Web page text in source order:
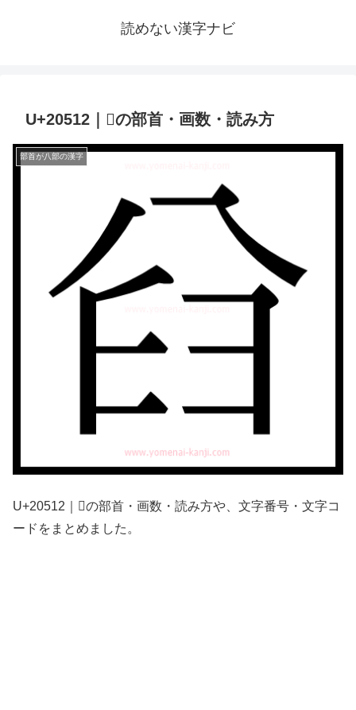
読めない漢字ナビ
U+20512｜𠔒の部首・画数・読み方
部首が八部の漢字
U+20512｜𠔒の部首・画数・読み方や、文字番号・文字コ
ードをまとめました。